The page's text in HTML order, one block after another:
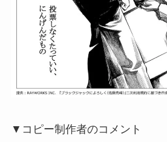
▼コピー制作者のコメント